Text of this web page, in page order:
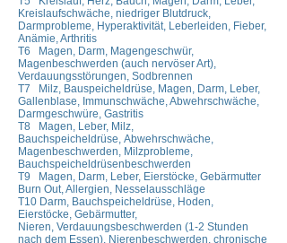
Kreislaufschwäche, niedriger Blutdruck,
Darmprobleme, Hyperaktivität, Leberleiden, Fieber,
Anämie, Arthritis
T6 Magen, Darm, Magengeschwür,
Magenbeschwerden (auch nervöser Art),
Verdauungsstörungen, Sodbrennen
T7 Milz, Bauspeicheldrüse, Magen, Darm, Leber,
Gallenblase, Immunschwäche, Abwehrschwäche,
Darmgeschwüre, Gastritis
T8 Magen, Leber, Milz,
Bauchspeicheldrüse, Abwehrschwäche,
Magenbeschwerden, Milzprobleme,
Bauchspeicheldrüsenbeschwerden
T9 Magen, Darm, Leber, Eierstöcke, Gebärmutter
Burn Out, Allergien, Nesselausschläge
T10 Darm, Bauchspeicheldrüse, Hoden,
Eierstöcke, Gebärmutter,
Nieren, Verdauungsbeschwerden (1-2 Stunden
nach dem Essen), Nierenbeschwerden, chronische